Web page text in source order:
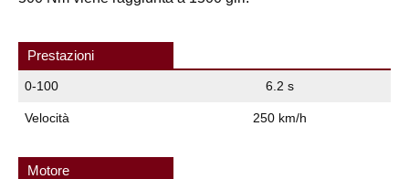
Prestazioni
0-100 6.2 s
Velocità 250 km/h
Motore